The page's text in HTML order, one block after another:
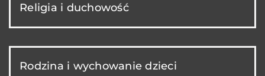
Religia i duchowość
Rodzina i wychowanie dzieci